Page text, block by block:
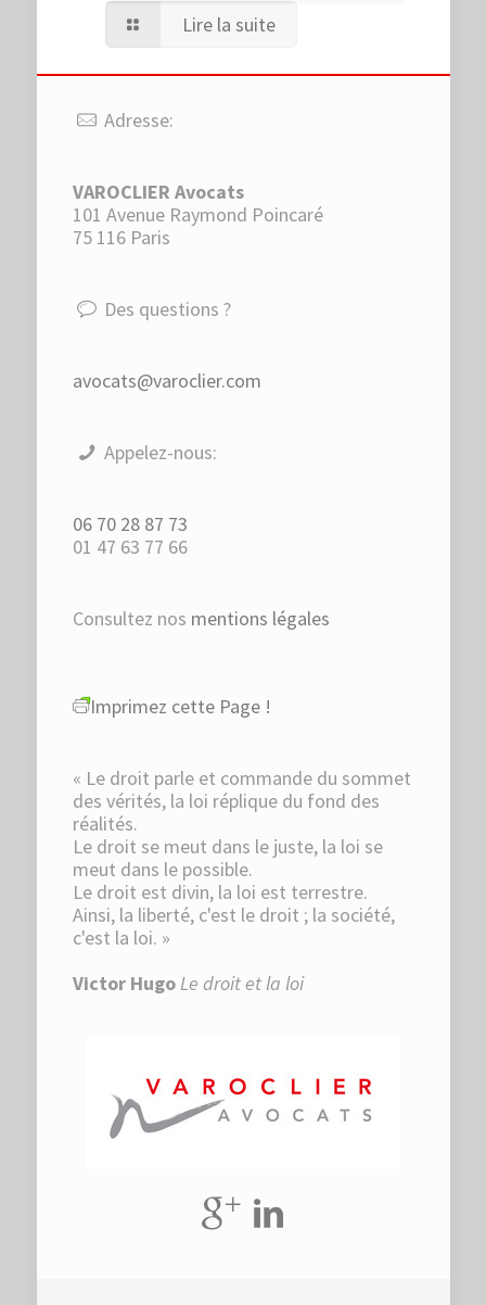
Lire la suite
Adresse:
VAROCLIER Avocats
101 Avenue Raymond Poincaré
75 116 Paris
Des questions ?
avocats@varoclier.com
Appelez-nous:
06 70 28 87 73
01 47 63 77 66
Consultez nos mentions légales
Imprimez cette Page !
« Le droit parle et commande du sommet
des vérités, la loi réplique du fond des
réalités.
Le droit se meut dans le juste, la loi se
meut dans le possible.
Le droit est divin, la loi est terrestre.
Ainsi, la liberté, c'est le droit ; la société,
c'est la loi. »
Victor HugoLe droit et la loi